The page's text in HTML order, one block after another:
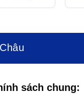
sách chung: